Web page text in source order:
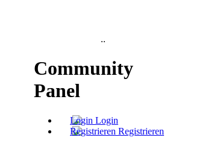
..
Community
Panel
Login
Registrieren